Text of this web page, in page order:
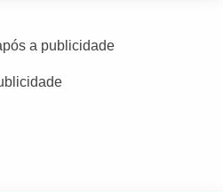
a publicidade